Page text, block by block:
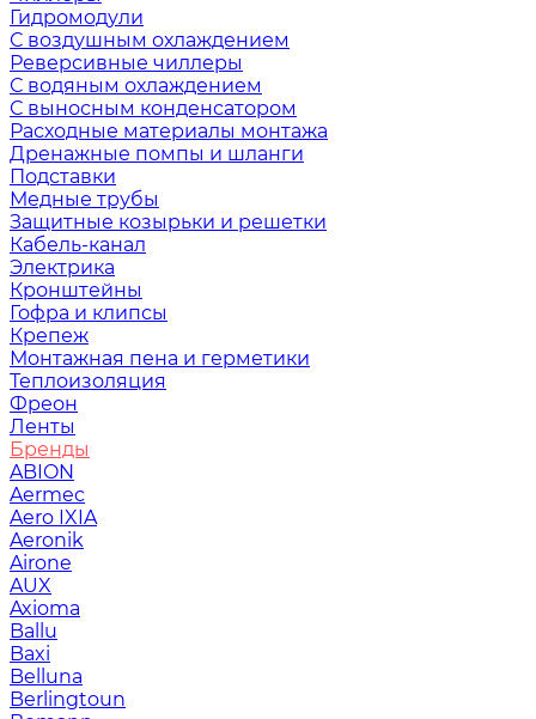
Гидромодули
С воздушным охлаждением
Реверсивные чиллеры
С водяным охлаждением
С выносным конденсатором
Расходные материалы монтажа
Дренажные помпы и шланги
Подставки
Медные трубы
Защитные козырьки и решетки
Кабель-канал
Электрика
Кронштейны
Гофра и клипсы
Крепеж
Монтажная пена и герметики
Теплоизоляция
Фреон
Ленты
Бренды
ABION
Aermec
Aero IXIA
Aeronik
Airone
AUX
Axioma
Ballu
Baxi
Belluna
Berlingtoun